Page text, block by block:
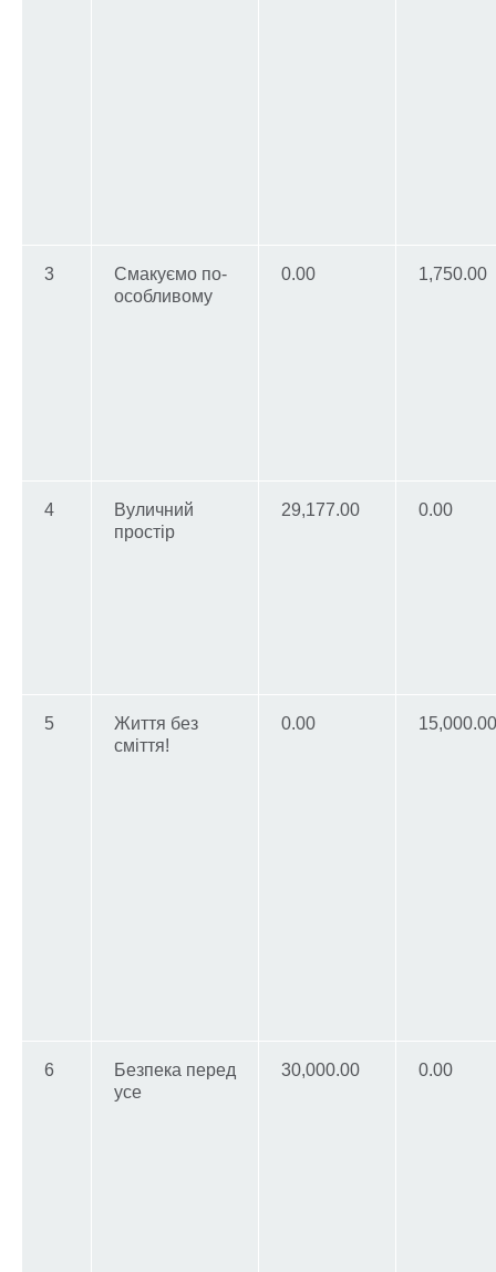
3
Смакуємо по-
особливому
0.00 1,750.00
4
Вуличний
простір
29,177.00 0.00
5
Життя без
сміття!
0.00 15,000.00
6
Безпека перед
усе
30,000.00 0.00